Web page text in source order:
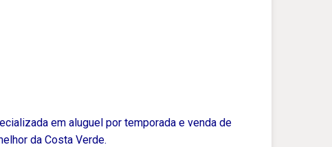
em aluguel por temporada e venda de
da Costa Verde.